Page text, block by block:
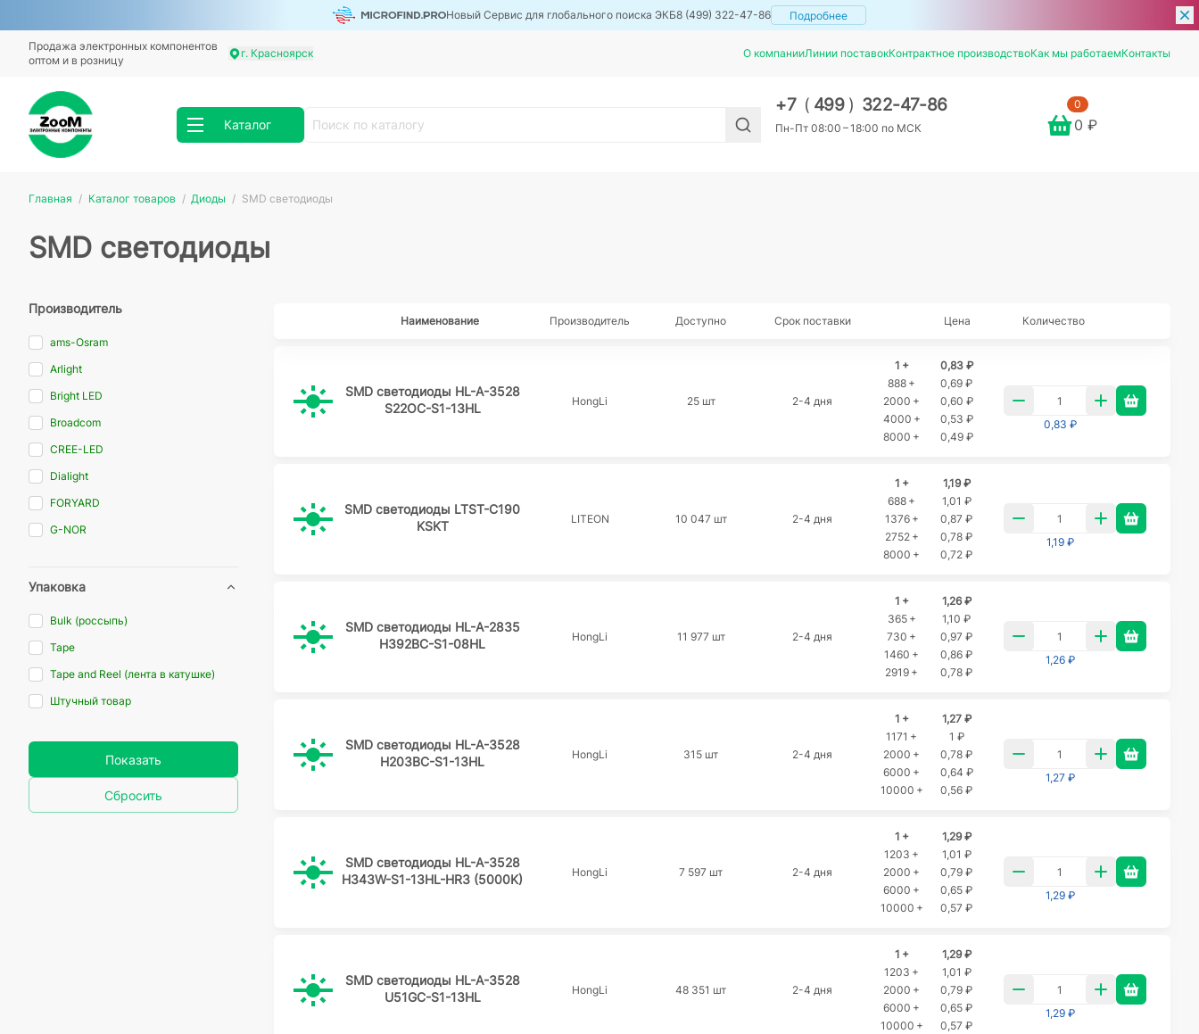
Новый Сервис для глобального поиска ЭКБ8 (499) 322-47-86 Подробнее
Продажа электронных компонентов
оптом и в розницу
г. Красноярск О компанииЛинии поставокКонтрактное производствоКак мы работаемКонтакты
Каталог
+7 ( 499 ) 322-47-86
Пн-Пт 08:00 – 18:00 по МСК
0
0 ₽
Главная Каталог товаров Диоды SMD светодиоды
SMD светодиоды
Производитель
ams-Osram
Arlight
Bright LED
Broadcom
CREE-LED
Dialight
FORYARD
G-NOR
INOLUX
Oasistek
PARALIGHT
Упаковка
Bulk (россыпь)
Tape
Tape and Reel (лента в катушке)
Штучный товар
Показать
Сбросить
Наименование Производитель Доступно Срок поставки Цена Количество
SMD светодиоды HL-A-3528
S22OC-S1-13HL
HongLi 25 шт 2-4 дня
1 +
0,83 ₽
888 +
0,69 ₽
2000 +
0,60 ₽
4000 +
0,53 ₽
8000 +
0,49 ₽
0,83 ₽
SMD светодиоды LTST-C190
KSKT
LITEON 10 047 шт 2-4 дня
1 +
1,19 ₽
688 +
1,01 ₽
1376 +
0,87 ₽
2752 +
0,78 ₽
8000 +
0,72 ₽
1,19 ₽
SMD светодиоды HL-A-2835
H392BC-S1-08HL
HongLi 11 977 шт 2-4 дня
1 +
1,26 ₽
365 +
1,10 ₽
730 +
0,97 ₽
1460 +
0,86 ₽
2919 +
0,78 ₽
1,26 ₽
SMD светодиоды HL-A-3528
H203BC-S1-13HL
HongLi 315 шт 2-4 дня
1 +
1,27 ₽
1171 +
1 ₽
2000 +
0,78 ₽
6000 +
0,64 ₽
10000 +
0,56 ₽
1,27 ₽
SMD светодиоды HL-A-3528
H343W-S1-13HL-HR3 (5000K)
HongLi 7 597 шт 2-4 дня
1 +
1,29 ₽
1203 +
1,01 ₽
2000 +
0,79 ₽
6000 +
0,65 ₽
10000 +
0,57 ₽
1,29 ₽
SMD светодиоды HL-A-3528
U51GC-S1-13HL
HongLi 48 351 шт 2-4 дня
1 +
1,29 ₽
1203 +
1,01 ₽
2000 +
0,79 ₽
6000 +
0,65 ₽
10000 +
0,57 ₽
1,29 ₽